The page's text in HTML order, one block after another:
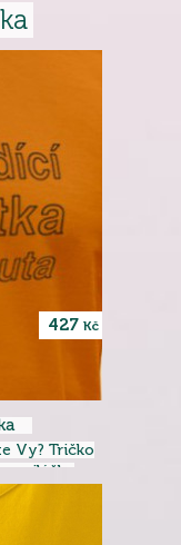
427 Kč
Vy? Tričko
miláčka